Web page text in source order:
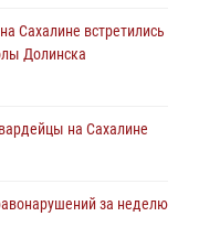
прошли учебно-
Сахалине встретились
Долинска
на Сахалине
за неделю